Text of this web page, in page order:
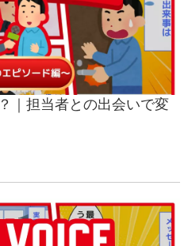
｜担当者との出会いで変